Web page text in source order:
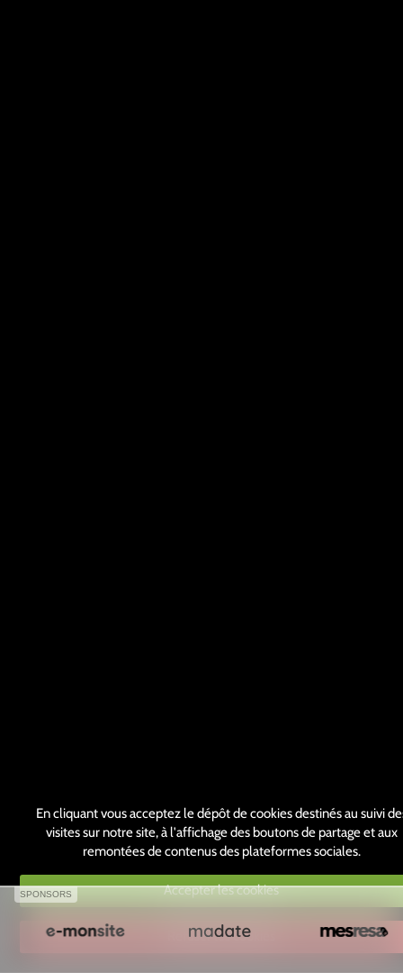
SPONSORS
En cliquant vous acceptez le dépôt de cookies destinés au suivi
visites sur notre site, à l'affichage des boutons de partage et aux
remontées de contenus des plateformes sociales.
Accepter les cookies
Refuser les cookies